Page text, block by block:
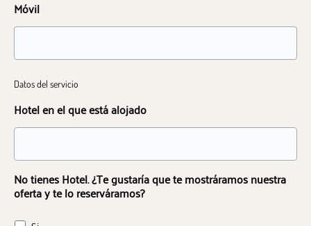
Móvil
Datos del servicio
Hotel en el que está alojado
No tienes Hotel. ¿Te gustaría que te mostráramos nuestra
oferta y te lo reserváramos?